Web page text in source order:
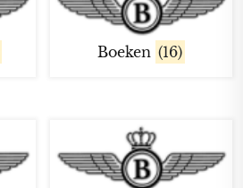
Boeken (16)